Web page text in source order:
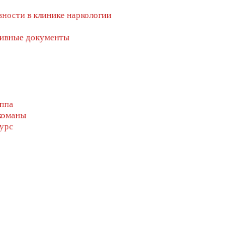
в клинике наркологии
документы